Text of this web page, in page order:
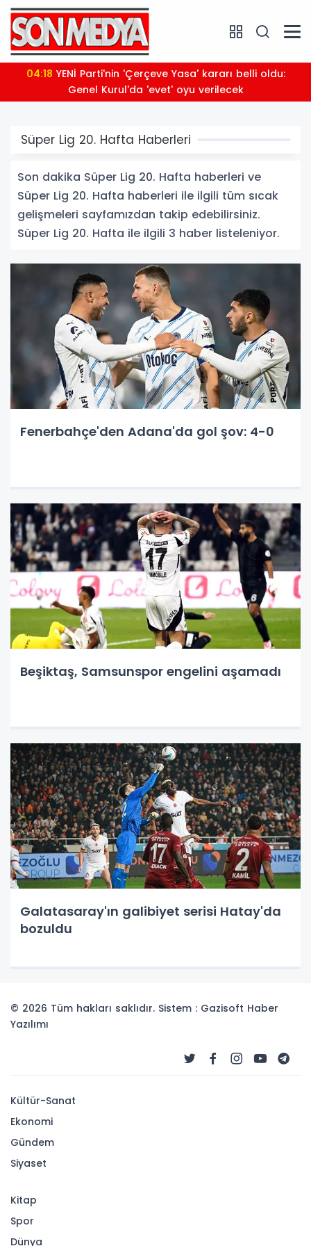
04:18
Genel Kurul'da 'evet' oyu verilecek
Süper Lig 20. Hafta Haberleri
Son dakika Süper Lig 20. Hafta haberleri ve
Süper Lig 20. Hafta haberleri ile ilgili tüm sıcak
gelişmeleri sayfamızdan takip edebilirsiniz.
Süper Lig 20. Hafta ile ilgili 3 haber listeleniyor.
Fenerbahçe'den Adana'da gol şov: 4-0
Beşiktaş, Samsunspor engelini aşamadı
Galatasaray'ın galibiyet serisi Hatay'da
bozuldu
© 2026 Tüm hakları saklıdır. Sistem : Gazisoft Haber
Yazılımı
Kültür-Sanat
Ekonomi
Gündem
Siyaset
Kitap
Spor
Dünya